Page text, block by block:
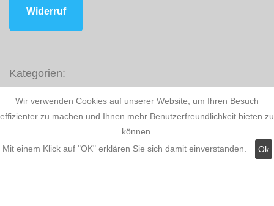
Widerruf
Kategorien:
Fassadenstuck
Wir verwenden Cookies auf unserer Website, um Ihren Besuch
effizienter zu machen und Ihnen mehr Benutzerfreundlichkeit bieten zu
können.
Mit einem Klick auf "OK" erklären Sie sich damit einverstanden.
Ok